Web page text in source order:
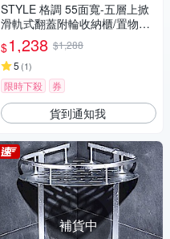
STYLE 格調 55面寬-五層上掀
滑軌式翻蓋附輪收納櫃/置物櫃
(157.5公分高)(贈側邊掛勾)
$1,238 $1,288
5 (1)
限時下殺 券
貨到通知我
補貨中